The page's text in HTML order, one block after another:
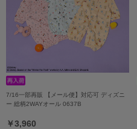
7/16一部再販 【メール便】対応可 ディズニ
ー 総柄2WAYオール 0637B
￥3,960